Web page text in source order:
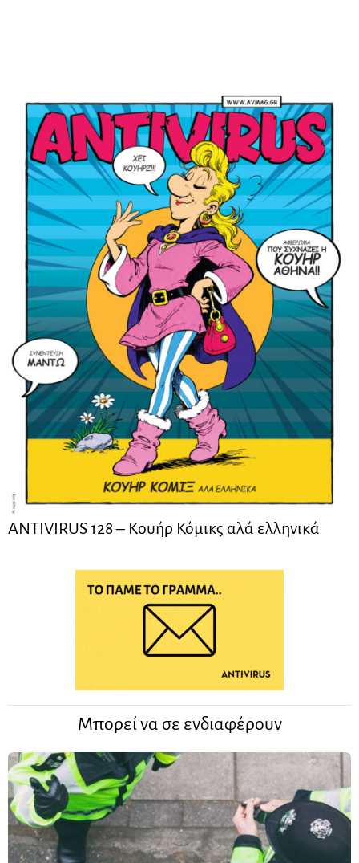
ANTIVIRUS 128 – Kουήρ Κόμικς αλά ελληνικά
Μπορεί να σε ενδιαφέρουν